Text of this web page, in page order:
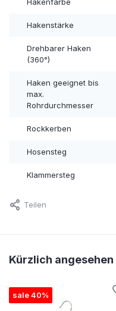
Hakenfarbe
Hakenstärke
Drehbarer Haken
(360°)
Haken geeignet bis
max.
Rohrdurchmesser
Rockkerben
Hosensteg
Klammersteg
Teilen
Kürzlich angesehen
sale 40%